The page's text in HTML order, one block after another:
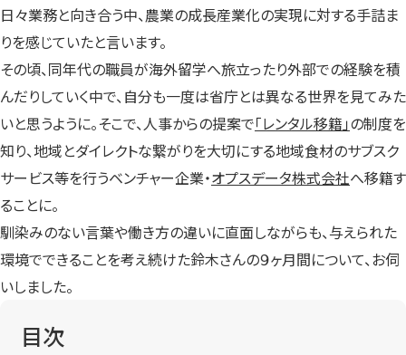
日々業務と向き合う中、農業の成長産業化の実現に対する手詰ま
りを感じていたと言います。
その頃、同年代の職員が海外留学へ旅立ったり外部での経験を積
んだりしていく中で、自分も一度は省庁とは異なる世界を見てみた
いと思うように。そこで、人事からの提案で「レンタル移籍」の制度を
知り、地域とダイレクトな繋がりを大切にする地域食材のサブスク
サービス等を行うベンチャー企業・オプスデータ株式会社へ移籍す
ることに。
馴染みのない言葉や働き方の違いに直面しながらも、与えられた
環境でできることを考え続けた鈴木さんの９ヶ月間について、お伺
いしました。
目次